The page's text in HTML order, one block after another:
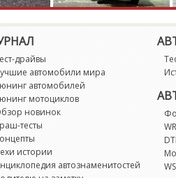
драйвы
автомобили мира
автомобилей
мотоциклов
новинок
тесты
истории
автознаменитостей